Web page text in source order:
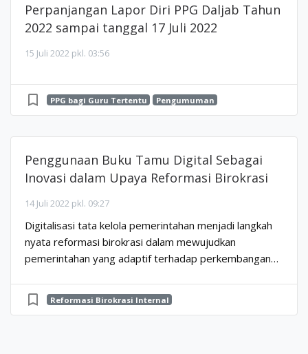
Perpanjangan Lapor Diri PPG Daljab Tahun
2022 sampai tanggal 17 Juli 2022
15 Juli 2022 pkl. 03:56
bookmark_border PPG bagi Guru Tertentu Pengumuman
Penggunaan Buku Tamu Digital Sebagai
Inovasi dalam Upaya Reformasi Birokrasi
14 Juli 2022 pkl. 09:27
Digitalisasi tata kelola pemerintahan menjadi langkah
nyata reformasi birokrasi dalam mewujudkan
pemerintahan yang adaptif terhadap perkembangan
terseb...
bookmark_border Reformasi Birokrasi Internal